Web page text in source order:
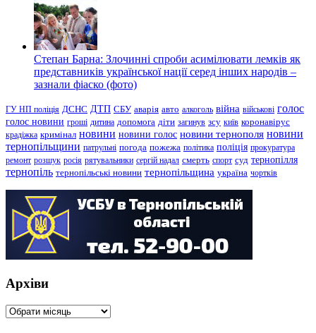
Степан Барна: Злочинні спроби асимілювати лемків як
представників української нації серед інших народів –
зазнали фіаско (фото)
ГУ НП поліція ДСНС ДТП СБУ аварія авто алкоголь війна військові голос
голос новини гроші дитина допомога діти загинув зсу київ коронавірус
крадіжка кримінал новини новини голос новини тернополя новини
тернопільщини патрульні погода пожежа політика поліція прокуратура
ремонт розшук росія рятувальники сергій надал смерть спорт суд тернопілля
тернопіль тернопільські новини тернопільщина україна чортків
Архіви
Архіви